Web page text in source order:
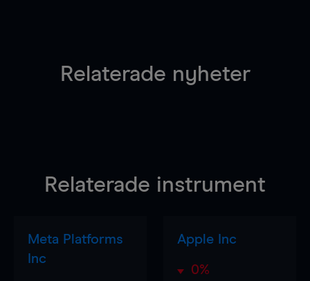
Relaterade nyheter
Relaterade instrument
Meta Platforms
Inc
Apple Inc
0%